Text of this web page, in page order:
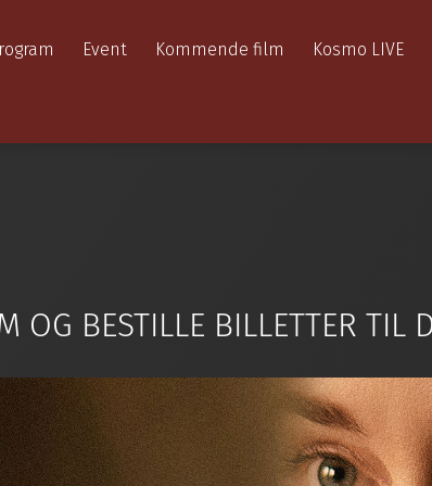
Event Kommende film Kosmo LIVE